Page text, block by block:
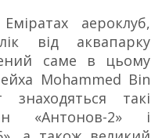
аероклуб,
від аквапарку
саме в цьому
Mohammed Bin
знаходяться такі
«Антонов-2» і